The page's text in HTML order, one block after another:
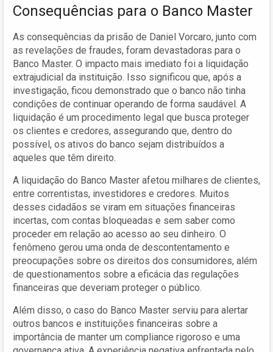
Consequências para o Banco Master
As consequências da prisão de Daniel Vorcaro, junto com
as revelações de fraudes, foram devastadoras para o
Banco Master. O impacto mais imediato foi a liquidação
extrajudicial da instituição. Isso significou que, após a
investigação, ficou demonstrado que o banco não tinha
condições de continuar operando de forma saudável. A
liquidação é um procedimento legal que busca proteger
os clientes e credores, assegurando que, dentro do
possível, os ativos do banco sejam distribuídos a
aqueles que têm direito.
A liquidação do Banco Master afetou milhares de clientes,
entre correntistas, investidores e credores. Muitos
desses cidadãos se viram em situações financeiras
incertas, com contas bloqueadas e sem saber como
proceder em relação ao acesso ao seu dinheiro. O
fenômeno gerou uma onda de descontentamento e
preocupações sobre os direitos dos consumidores, além
de questionamentos sobre a eficácia das regulações
financeiras que deveriam proteger o público.
Além disso, o caso do Banco Master serviu para alertar
outros bancos e instituições financeiras sobre a
importância de manter um compliance rigoroso e uma